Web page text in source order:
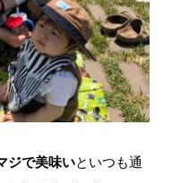
ジで美味いといつも通